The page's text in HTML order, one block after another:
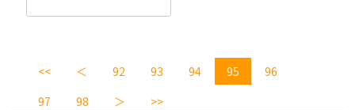
<< ＜ 92 93 94 95
96
97
98 ＞ >>